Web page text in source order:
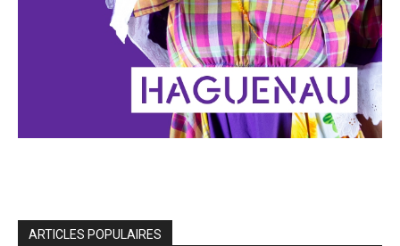
ARTICLES POPULAIRES